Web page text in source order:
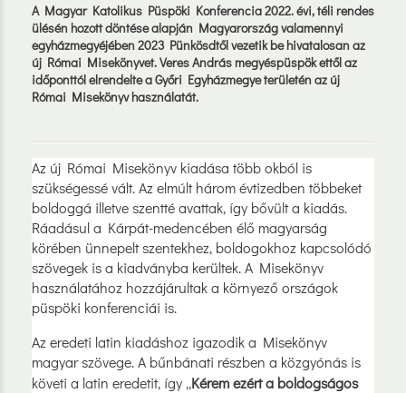
A Magyar Katolikus Püspöki Konferencia 2022. évi, téli rendes
ülésén hozott döntése alapján Magyarország valamennyi
egyházmegyéjében 2023 Pünkösdtől vezetik be hivatalosan az
új Római Misekönyvet. Veres András megyéspüspök ettől az
időponttól elrendelte a Győri Egyházmegye területén az új
Római Misekönyv használatát.
Az új Római Misekönyv kiadása több okból is
szükségessé vált. Az elmúlt három évtizedben többeket
boldoggá illetve szentté avattak, így bővült a kiadás.
Ráadásul a Kárpát-medencében élő magyarság
körében ünnepelt szentekhez, boldogokhoz kapcsolódó
szövegek is a kiadványba kerültek. A Misekönyv
használatához hozzájárultak a környező országok
püspöki konferenciái is.
Az eredeti latin kiadáshoz igazodik a Misekönyv
magyar szövege. A bűnbánati részben a közgyónás is
követi a latin eredetit, így „Kérem ezért a boldogságos